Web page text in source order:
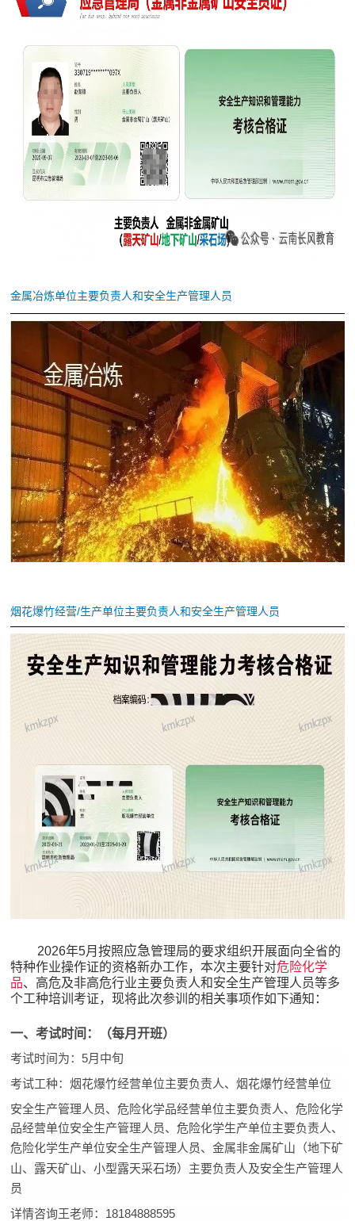
金属冶炼单位主要负责人和安全生产管理人员
烟花爆竹经营/生产单位主要负责人和安全生产管理人员
2026年5月按照应急管理局的要求组织开展面向全省的
特种作业操作证的资格新办工作，本次主要针对危险化学
品、高危及非高危行业主要负责人和安全生产管理人员等多
个工种培训考证，现将此次参训的相关事项作如下通知：
一、考试时间：（每月开班）
考试时间为：5月中旬
考试工种：烟花爆竹经营单位主要负责人、烟花爆竹经营单位
安全生产管理人员、危险化学品经营单位主要负责人、危险化学
品经营单位安全生产管理人员、危险化学生产单位主要负责人、
危险化学生产单位安全生产管理人员、金属非金属矿山（地下矿
山、露天矿山、小型露天采石场） 主要负责人及安全生产管理人
员
详情咨询王老师：18184888595